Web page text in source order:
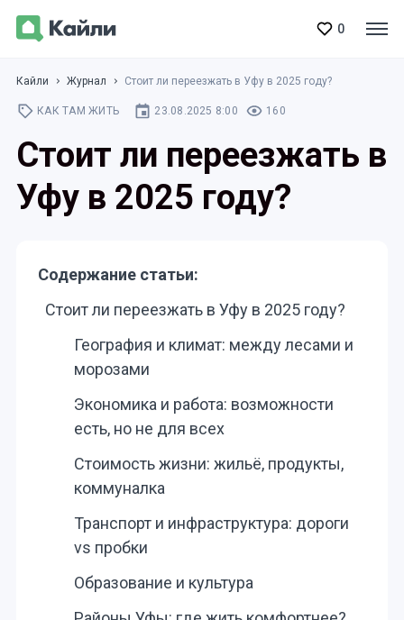
0
Кайли Журнал Стоит ли переезжать в Уфу в 2025 году?
КАК ТАМ ЖИТЬ 23.08.2025 8:00 160
Стоит ли переезжать в
Уфу в 2025 году?
Содержание статьи:
Стоит ли переезжать в Уфу в 2025 году?
География и климат: между лесами и
морозами
Экономика и работа: возможности
есть, но не для всех
Стоимость жизни: жильё, продукты,
коммуналка
Транспорт и инфраструктура: дороги
vs пробки
Образование и культура